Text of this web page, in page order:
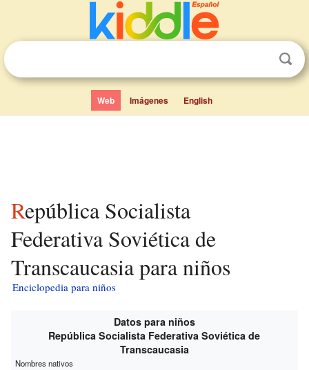
Web Imágenes English
República Socialista
Federativa Soviética de
Transcaucasia para niños
Enciclopedia para niños
Datos para niños
República Socialista Federativa Soviética de
Transcaucasia
Nombres nativos